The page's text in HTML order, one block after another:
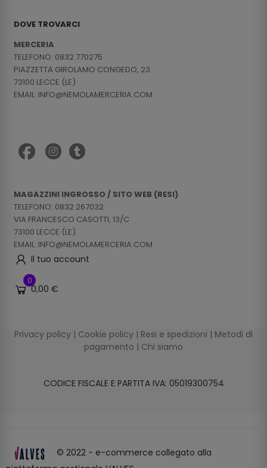
DOVE TROVARCI
MERCERIA
TELEFONO: 0832 770275
PIAZZETTA GIROLAMO CONGEDO, 23
73100 LECCE (LE)
EMAIL: INFO@NEMOLAMERCERIA.COM
MAGAZZINI INGROSSO / SITO WEB (RESI)
TELEFONO: 0832 267032
VIA FRANCESCO CASOTTI, 13/C
73100 LECCE (LE)
EMAIL: INFO@NEMOLAMERCERIA.COM
Il tuo account
0
0,00 €
Privacy policy | Cookie policy | Resi e spedizioni | Metodi di
pagamento | Chi siamo
CODICE FISCALE E PARTITA IVA: 05019300754
© 2022 - e-commerce collegato alla